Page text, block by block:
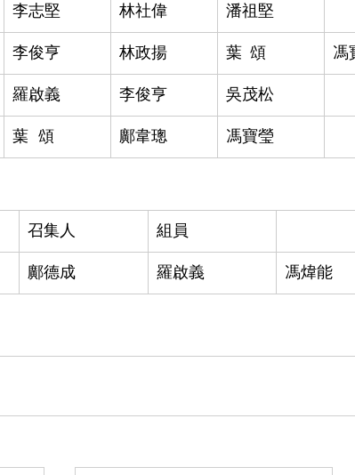
李志堅 林社偉 ​潘祖堅
李俊亨 林政揚 葉 頌 馮
羅啟義 李俊亨 ​吳茂松
葉 頌 鄺韋璁 馮寶瑩
召集人 組員
鄺德成 羅啟義 馮煒能